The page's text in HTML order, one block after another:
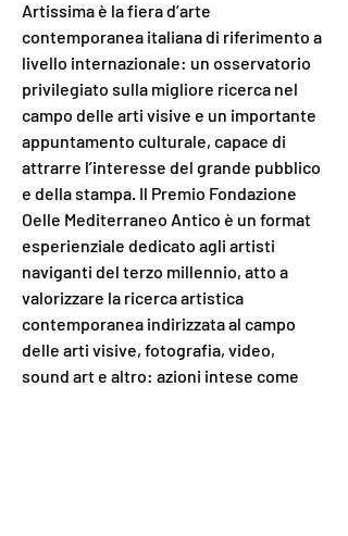
Artissima è la fiera d’arte
contemporanea italiana di riferimento a
livello internazionale: un osservatorio
privilegiato sulla migliore ricerca nel
campo delle arti visive e un importante
appuntamento culturale, capace di
attrarre l’interesse del grande pubblico
e della stampa. Il Premio Fondazione
Oelle Mediterraneo Antico è un format
esperienziale dedicato agli artisti
naviganti del terzo millennio, atto a
valorizzare la ricerca artistica
contemporanea indirizzata al campo
delle arti visive, fotografia, video,
sound art e altro: azioni intese come